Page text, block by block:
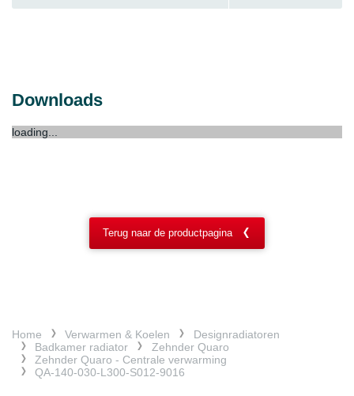
Downloads
loading...
Terug naar de productpagina
Home Verwarmen & Koelen
Designradiatoren
Badkamer radiator
Zehnder Quaro
Zehnder Quaro - Centrale verwarming
QA-140-030-L300-S012-9016